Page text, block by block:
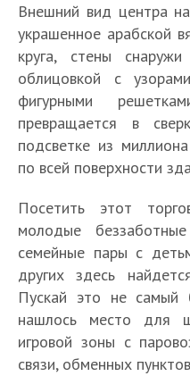
Внешний вид центра
украшенное арабской
круга, стены
облицовкой с
фигурными
превращается в
подсветке из
по всей поверхности
Посетить этот
молодые
семейные пары с
других здесь
Пускай это не
нашлось место для
игровой зоны с
связи, обменных